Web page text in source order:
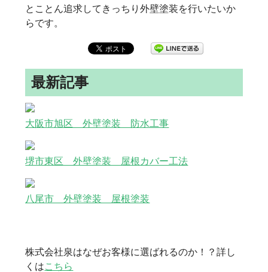
とことん追求してきっちり外壁塗装を行いたいか
らです。
最新記事
大阪市旭区 外壁塗装 防水工事
堺市東区 外壁塗装 屋根カバー工法
八尾市 外壁塗装 屋根塗装
株式会社泉はなぜお客様に選ばれるのか！？詳し
くはこちら